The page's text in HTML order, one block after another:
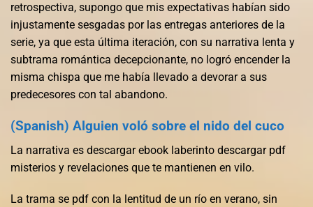
retrospectiva, supongo que mis expectativas habían sido
injustamente sesgadas por las entregas anteriores de la
serie, ya que esta última iteración, con su narrativa lenta y
subtrama romántica decepcionante, no logró encender la
misma chispa que me había llevado a devorar a sus
predecesores con tal abandono.
(Spanish) Alguien voló sobre el nido del cuco
La narrativa es descargar ebook laberinto descargar pdf
misterios y revelaciones que te mantienen en vilo.
La trama se pdf con la lentitud de un río en verano, sin